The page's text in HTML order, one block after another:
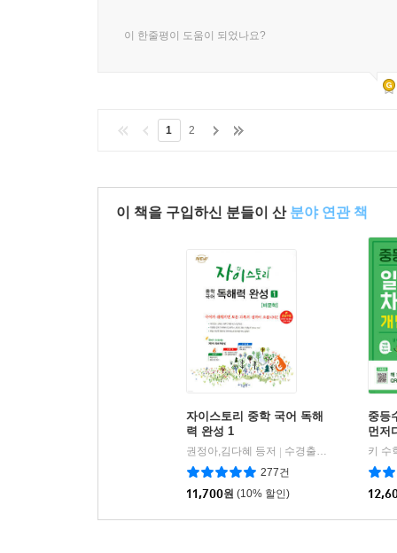
이 한줄평이 도움이 되었나요?
1 2
이 책을 구입하신 분들이 산 분야 연관 책
자이스토리 중학 국어 독해
력 완성 1
권정아,김다혜 등저
수경출판사
277건
11,700원 (10% 할인)
중등
먼저
키 수